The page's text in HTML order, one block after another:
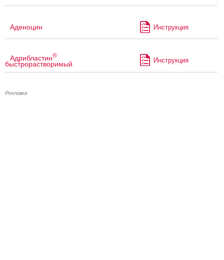
Аденоцин Инструкция
Адрибластин®
быстрорастворимый Инструкция
Реклама